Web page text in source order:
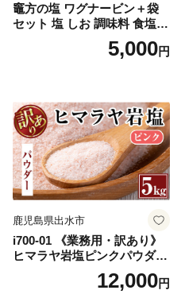
竈方の塩 ワグナービン＋袋
セット 塩 しお 調味料 食塩
天然 ミネラル 調味料 ソルト
salt 料理 味付 おにぎり 三重
5,000円
鹿児島県出水市
i700-01 《業務用・訳あり》
ヒマラヤ岩塩ピンクパウダー
タイプ(5kg) 岩塩 塩 調味料
しお 保存料不使用 天然 パウ
12,000円